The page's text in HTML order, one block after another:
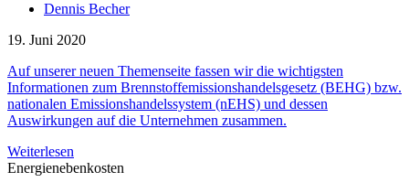
Dennis Becher
19. Juni 2020
Auf unserer neuen Themenseite fassen wir die wichtigsten
Informationen zum Brennstoffemissionshandelsgesetz (BEHG) bzw.
nationalen Emissionshandelssystem (nEHS) und dessen
Auswirkungen auf die Unternehmen zusammen.
Weiterlesen
Energienebenkosten